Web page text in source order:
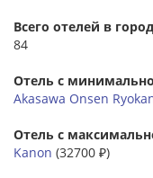
Всего отелей в
84
Отель с
Akasawa Onsen
Отель с
Kanon (32700 ₽)